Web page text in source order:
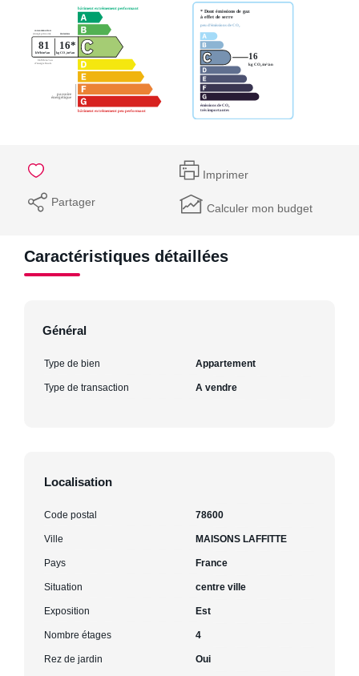
Imprimer
Partager Calculer mon budget
Caractéristiques détaillées
Général
Type de bien Appartement
Type de transaction A vendre
Localisation
Code postal 78600
Ville MAISONS LAFFITTE
Pays France
Situation centre ville
Exposition Est
Nombre étages 4
Rez de jardin Oui